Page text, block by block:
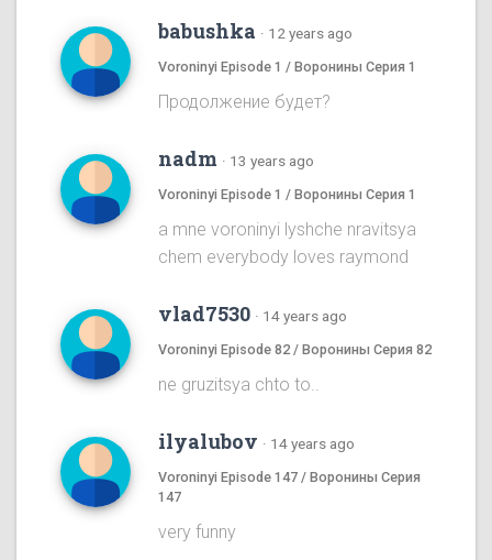
babushka · 12 years ago
Voroninyi Episode 1 / Воронины Серия 1
Продолжение будет?
nadm · 13 years ago
Voroninyi Episode 1 / Воронины Серия 1
a mne voroninyi lyshche nravitsya
chem everybody loves raymond
vlad7530 · 14 years ago
Voroninyi Episode 82 / Воронины Серия 82
ne gruzitsya chto to..
ilyalubov · 14 years ago
Voroninyi Episode 147 / Воронины Серия
147
very funny